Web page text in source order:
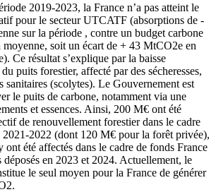
2019-2023, la France n’a pas atteint le
pour le secteur UTCATF (absorptions de -
sur la période , contre un budget carbone
soit un écart de + 43 MtCO2e en
Ce résultat s’explique par la baisse
puits forestier, affecté par des sécheresses,
sanitaires (scolytes). Le Gouvernement est
le puits de carbone, notamment via une
et essences. Ainsi, 200 M€ ont été
de renouvellement forestier dans le cadre
2021-2022 (dont 120 M€ pour la forêt privée),
été affectés dans le cadre de fonds France
déposés en 2023 et 2024. Actuellement, le
le seul moyen pour la France de générer